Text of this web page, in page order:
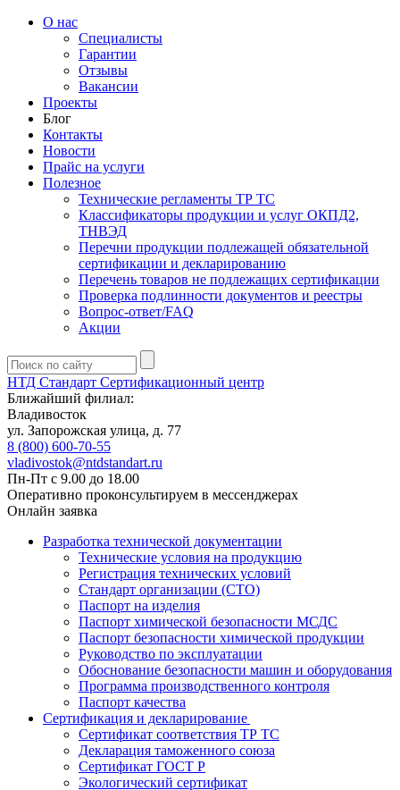
О нас
Специалисты
Гарантии
Отзывы
Вакансии
Проекты
Блог
Контакты
Новости
Прайс на услуги
Полезное
Технические регламенты ТР ТС
Классификаторы продукции и услуг ОКПД2,
ТНВЭД
Перечни продукции подлежащей обязательной
сертификации и декларированию
Перечень товаров не подлежащих сертификации
Проверка подлинности документов и реестры
Вопрос-ответ/FAQ
Акции
НТД Стандарт Сертификационный центр
Ближайший филиал:
Владивосток
ул. Запорожская улица, д. 77
8 (800) 600-70-55
vladivostok@ntdstandart.ru
Пн-Пт с 9.00 до 18.00
Оперативно проконсультируем в мессенджерах
Онлайн заявка
Разработка технической документации
Технические условия на продукцию
Регистрация технических условий
Стандарт организации (СТО)
Паспорт на изделия
Паспорт химической безопасности МСДС
Паспорт безопасности химической продукции
Руководство по эксплуатации
Обоснование безопасности машин и оборудования
Программа производственного контроля
Паспорт качества
Сертификация и декларирование
Сертификат соответствия ТР ТС
Декларация таможенного союза
Сертификат ГОСТ Р
Экологический сертификат